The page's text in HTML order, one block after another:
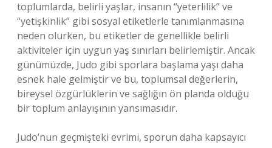
toplumlarda, belirli yaşlar, insanın “yeterlilik” ve
“yetişkinlik” gibi sosyal etiketlerle tanımlanmasına
neden olurken, bu etiketler de genellikle belirli
aktiviteler için uygun yaş sınırları belirlemiştir. Ancak
günümüzde, Judo gibi sporlara başlama yaşı daha
esnek hale gelmiştir ve bu, toplumsal değerlerin,
bireysel özgürlüklerin ve sağlığın ön planda olduğu
bir toplum anlayışının yansımasıdır.
Judo’nun geçmişteki evrimi, sporun daha kapsayıcı